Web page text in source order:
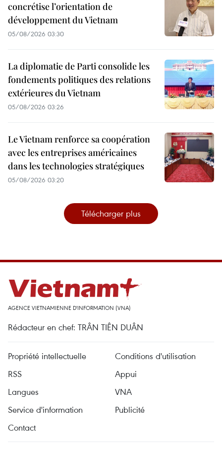
concrétise l’orientation de
développement du Vietnam
05/08/2026 03:30
La diplomatie de Parti consolide les
fondements politiques des relations
extérieures du Vietnam
05/08/2026 03:26
Le Vietnam renforce sa coopération
avec les entreprises américaines
dans les technologies stratégiques
05/08/2026 03:20
Télécharger plus
AGENCE VIETNAMIENNE D'INFORMATION (VNA)
Rédacteur en chef: TRÂN TIÊN DUÂN
Propriété intellectuelle
Conditions d'utilisation
RSS
Appui
Langues
VNA
Service d'information
Publicité
Contact